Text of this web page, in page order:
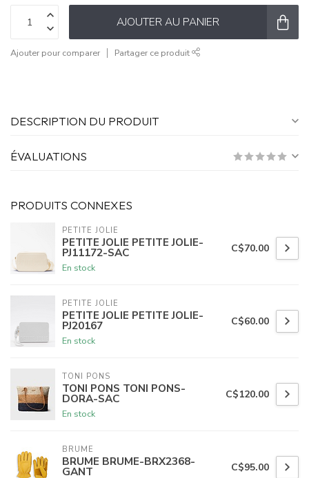
AJOUTER AU PANIER
Ajouter pour comparer Partager ce produit
DESCRIPTION DU PRODUIT
ÉVALUATIONS
PRODUITS CONNEXES
PETITE JOLIE
PETITE JOLIE PETITE JOLIE-
PJ11172-SAC
En stock
C$70.00
PETITE JOLIE
PETITE JOLIE PETITE JOLIE-
PJ20167
En stock
C$60.00
TONI PONS
TONI PONS TONI PONS-
DORA-SAC
En stock
C$120.00
BRUME
BRUME BRUME-BRX2368-
GANT C$95.00